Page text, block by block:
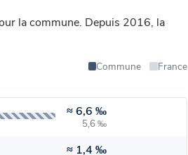
la commune. Depuis 2016, la
Commune
France
≈6,6 ‰
5,6 ‰
≈ 1,4 ‰